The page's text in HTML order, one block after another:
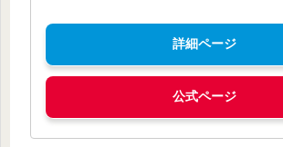
詳細ページ
公式ページ